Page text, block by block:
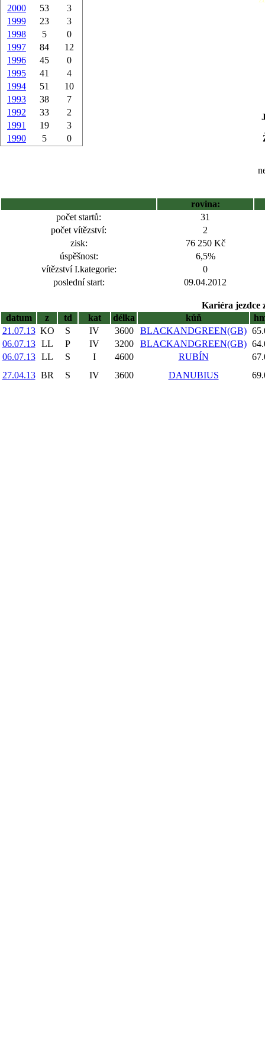
2000
53
3
1999
23
3
1998
5
0
1997
84
12
1996
45
0
1995
41
4
1994
51
10
1993
38
7
1992
33
2
1991
19
3
1990
5 0
rovina:
počet startů:
31
počet vítězství:
2
zisk:
76 250 Kč
úspěšnost:
6,5%
vítězství I.kategorie:
0
poslední start:
09.04.2012
Kariéra jezdce
datum
z td kat délka kůň
21.07.13 KO S IV 3600 BLACKANDGREEN(GB)
06.07.13
LL P IV 3200 BLACKANDGREEN(GB)
06.07.13
LL S I 4600 RUBÍN
27.04.13 BR S IV 3600 DANUBIUS